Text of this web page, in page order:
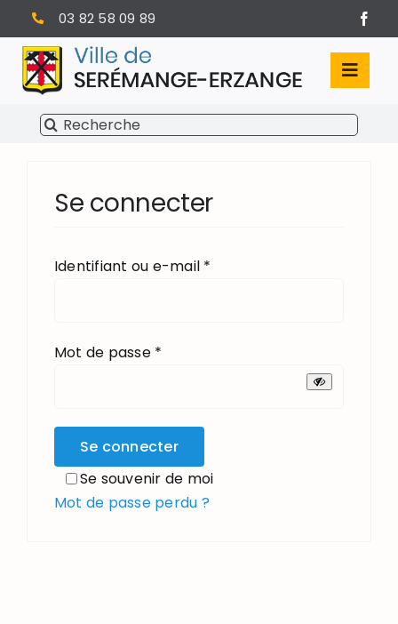
Passer
au
contenu
03 82 58 09 89
SÉRÉMANGE-ERZANGE
INFOS PRATIQUES
Rechercher:
Se connecter
Identifiant ou e-mail *
Mot de passe *
Se souvenir de moi
Se connecter
Mot de passe perdu ?